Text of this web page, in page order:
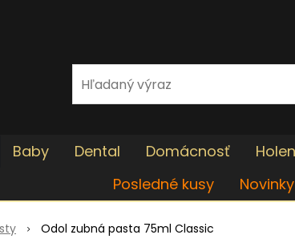
Baby Dental Domácnosť
Posledné kusy
Novinky
Odol zubná pasta 75ml Classic